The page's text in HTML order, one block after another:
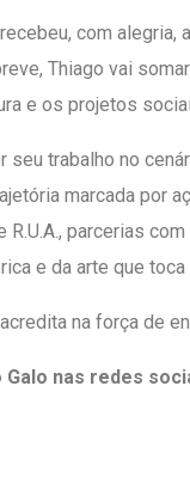
com
Thiago vai
e os projetos
seu trabalho no
marcada por
R.U.A., parcerias
e da arte que
na força de
nas redes